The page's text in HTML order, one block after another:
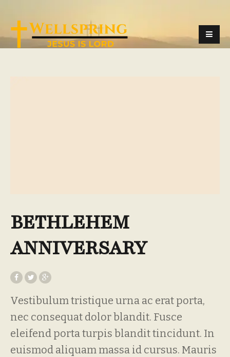
BETHLEHEM
ANNIVERSARY
Vestibulum tristique urna ac erat porta,
nec consequat dolor blandit. Fusce
eleifend porta turpis blandit tincidunt. In
euismod aliquam massa id cursus. Mauris